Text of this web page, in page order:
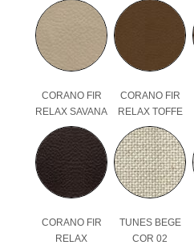
CORANO FIR
RELAX SAVANA
CORANO FIR
RELAX TOFFE
CORANO FIR
RELAX
TUNES BEGE
COR 02